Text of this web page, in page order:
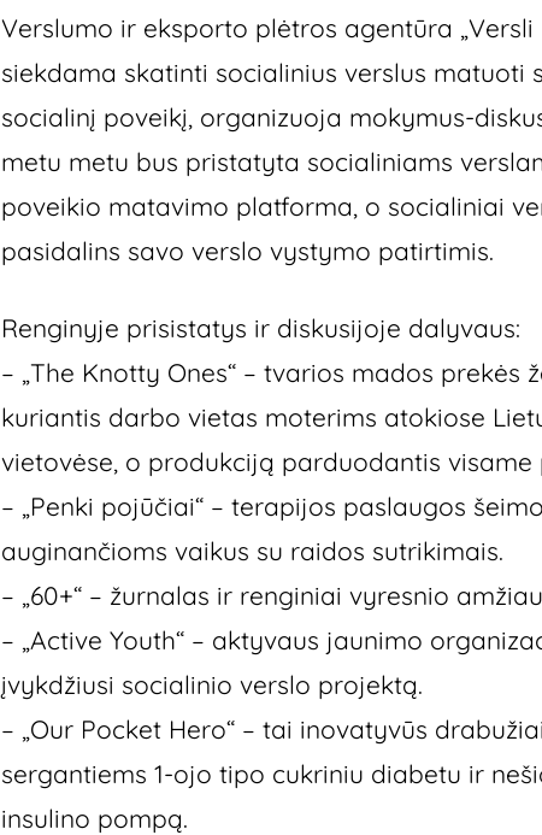
Verslumo ir eksporto plėtros agentūra „Versli
siekdama skatinti socialinius verslus matuoti
socialinį poveikį, organizuoja mokymus-
metu metu bus pristatyta socialiniams
poveikio matavimo platforma, o socialiniai
pasidalins savo verslo vystymo patirtimis.
Renginyje prisistatys ir diskusijoje dalyvaus:
– „The Knotty Ones“ – tvarios mados prekės
kuriantis darbo vietas moterims atokiose
vietovėse, o produkciją parduodantis visame
– „Penki pojūčiai“ – terapijos paslaugos
auginančioms vaikus su raidos sutrikimais.
– „60+“ – žurnalas ir renginiai vyresnio
– „Active Youth“ – aktyvaus jaunimo
įvykdžiusi socialinio verslo projektą.
– „Our Pocket Hero“ – tai inovatyvūs
sergantiems 1-ojo tipo cukriniu diabetu ir
insulino pompą.